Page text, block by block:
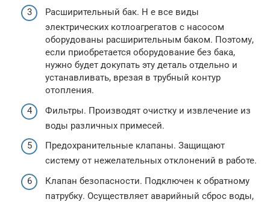
Расширительный бак. Н е все виды
электрических котлоагрегатов с насосом
оборудованы расширительным баком. Поэтому,
если приобретается оборудование без бака,
нужно будет докупать эту деталь отдельно и
устанавливать, врезая в трубный контур
отопления.
Фильтры. Производят очистку и извлечение из
воды различных примесей.
Предохранительные клапаны. Защищают
систему от нежелательных отклонений в работе.
Клапан безопасности. Подключен к обратному
патрубку. Осуществляет аварийный сброс воды,